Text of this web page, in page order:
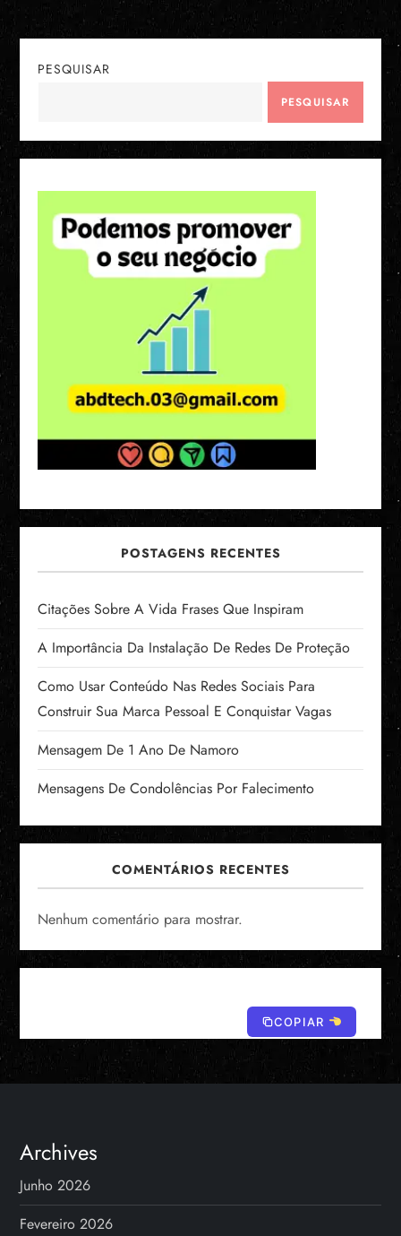
PESQUISAR
PESQUISAR
POSTAGENS RECENTES
Citações Sobre A Vida Frases Que Inspiram
A Importância Da Instalação De Redes De Proteção
Como Usar Conteúdo Nas Redes Sociais Para
Construir Sua Marca Pessoal E Conquistar Vagas
Mensagem De 1 Ano De Namoro
Mensagens De Condolências Por Falecimento
COMENTÁRIOS RECENTES
Nenhum comentário para mostrar.
COPIAR
Archives
Junho 2026
Fevereiro 2026